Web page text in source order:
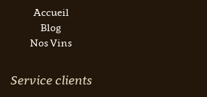
Accueil
Blog
Nos Vins
Service clients